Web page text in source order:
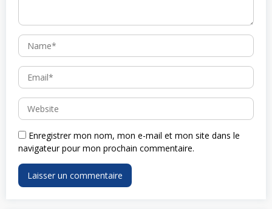
Enregistrer mon nom, mon e-mail et mon site dans le
navigateur pour mon prochain commentaire.